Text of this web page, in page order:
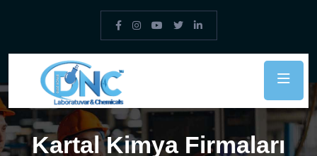
Kartal Kimya Firmaları